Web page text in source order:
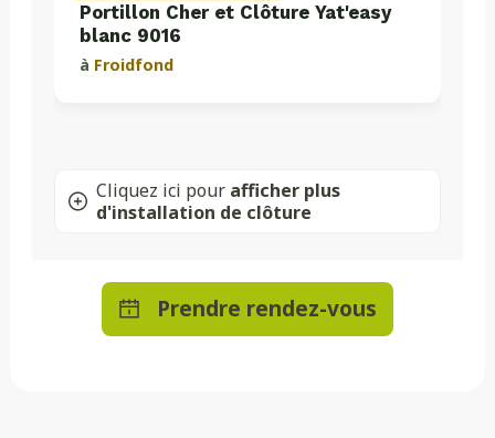
Portillon Cher et Clôture Yat'easy
blanc 9016
à Froidfond
Cliquez ici pour afficher plus
d'installation de clôture
Prendre rendez-vous